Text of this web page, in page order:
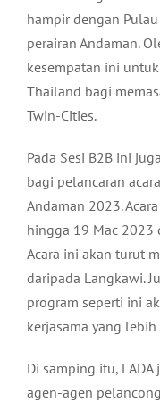
hampir dengan
perairan Andaman.
kesempatan ini
Thailand bagi
Twin-Cities.
Pada Sesi B2B ini
bagi pelancaran
Andaman 2023.
hingga 19 Mac 2023
Acara ini akan turut
daripada Langkawi.
program seperti ini
kerjasama yang
Di samping itu,
agen-agen